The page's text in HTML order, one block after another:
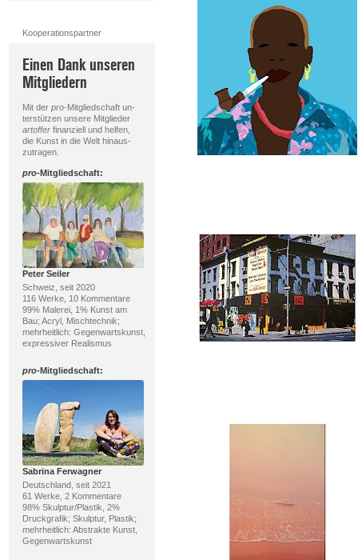
Kooperationspartner
Einen Dank unseren
Mitgliedern
Mit der pro-Mitgliedschaft un-
terstützen unsere Mitglieder
artofferfinanziell und helfen,
die Kunst in die Welt hinaus-
zutragen.
pro-Mitgliedschaft:
Peter Seiler
Schweiz, seit 2020
116 Werke, 10 Kommentare
99% Malerei, 1% Kunst am
Bau; Acryl, Mischtechnik;
mehrheitlich: Gegenwartskunst,
expressiver Realismus
pro-Mitgliedschaft:
Sabrina Ferwagner
Deutschland, seit 2021
61 Werke, 2 Kommentare
98% Skulptur/Plastik, 2%
Druckgrafik; Skulptur, Plastik;
mehrheitlich: Abstrakte Kunst,
Gegenwartskunst